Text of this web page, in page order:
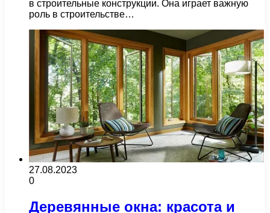
в строительные конструкции. Она играет важную
роль в строительстве…
27.08.2023
0
Деревянные окна: красота и